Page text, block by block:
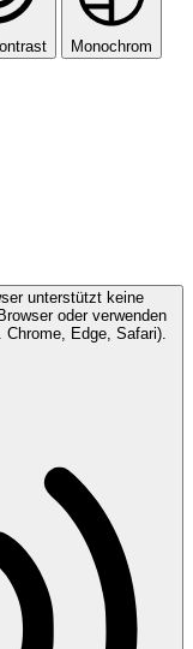
Monochrom
unterstützt keine
oder verwenden
Edge, Safari).